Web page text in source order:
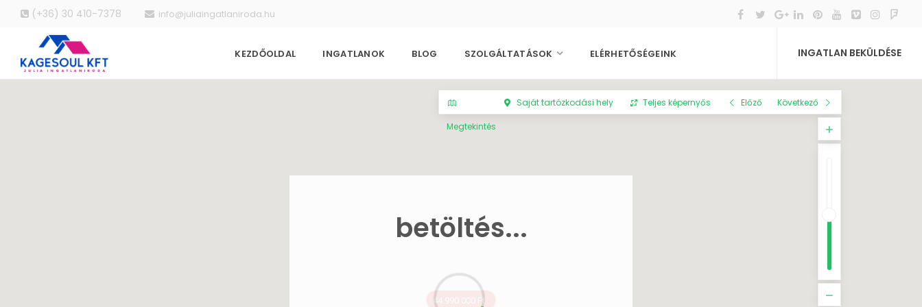
(+36) 30 410-7378 info@juliaingatlaniroda.hu
INGATLAN BEKÜLDÉSE
KEZDŐOLDAL INGATLANOK BLOG SZOLGÁLTATÁSOK ELÉRHETŐSÉGEINK
44.990.000 Ft
betöltés...
Megtekintés
Saját tartózkodási hely Teljes képernyős Előző Következő